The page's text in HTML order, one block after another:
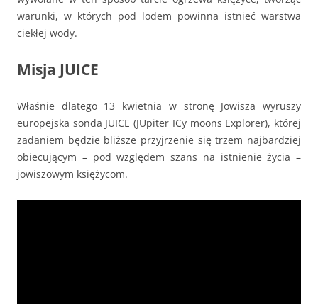
warunki, w których pod lodem powinna istnieć warstwa
ciekłej wody.
Misja JUICE
Właśnie dlatego 13 kwietnia w stronę Jowisza wyruszy
europejska sonda JUICE (JUpiter ICy moons Explorer), której
zadaniem będzie bliższe przyjrzenie się trzem najbardziej
obiecującym – pod względem szans na istnienie życia –
jowiszowym księżycom.